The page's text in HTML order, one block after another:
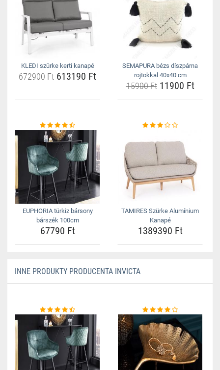
KLEDI szürke kerti kanapé
672900 Ft 613190 Ft
SEMAPURA bézs díszpárna
rojtokkal 40x40 cm
15900 Ft11900 Ft
EUPHORIA türkiz bársony
bárszék 100cm
67790 Ft
TAMIRES Szürke Alumínium
Kanapé
1389390 Ft
INNE PRODUKTY PRODUCENTA INVICTA